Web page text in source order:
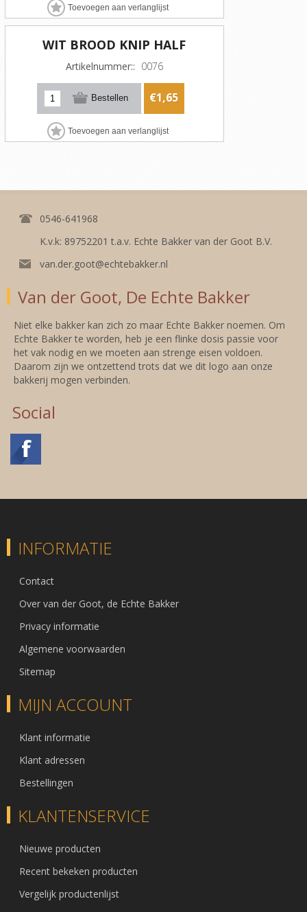
WIT BROOD KNIP HALF
Artikelnummer:: 0076
€1,65
0546-641968
K.v.k: 89752201 t.a.v. Echte Bakker van der Goot B.V.
van.der.goot@echtebakker.nl
Van der Goot, De Echte Bakker
Niet elke bakker kan zich zo maar Echte Bakker noemen. Om
Echte Bakker te worden, heb je een flinke dosis passie voor
het vak nodig en we moeten aan strenge eisen voldoen.
Daarom zijn we ontzettend trots dat we dit logo aan onze
bakkerij mogen verbinden.
Social
INFORMATIE
Contact
Over van der Goot, de Echte Bakker
Privacy informatie
Algemene voorwaarden
Sitemap
MIJN ACCOUNT
Klant informatie
Klant adressen
Bestellingen
KLANTENSERVICE
Nieuwe producten
Recent bekeken producten
Vergelijk productenlijst